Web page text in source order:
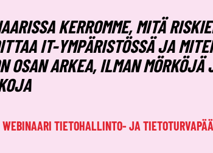
KERROMME, MITÄ
IT-YMPÄRISTÖSSÄ JA
OSAN ARKEA, ILMAN
TIETOHALLINTO- JA